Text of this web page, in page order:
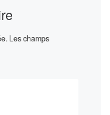
Les champs